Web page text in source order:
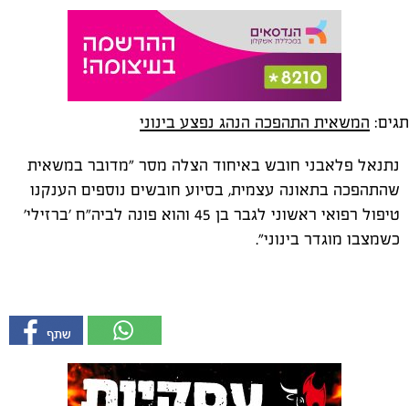
תגים: המשאית התהפכה הנהג נפצע בינוני
נתנאל פלאבני חובש באיחוד הצלה מסר "מדובר במשאית
שהתהפכה בתאונה עצמית, בסיוע חובשים נוספים הענקנו
טיפול רפואי ראשוני לגבר בן 45 והוא פונה לביה"ח 'ברזילי'
כשמצבו מוגדר בינוני".